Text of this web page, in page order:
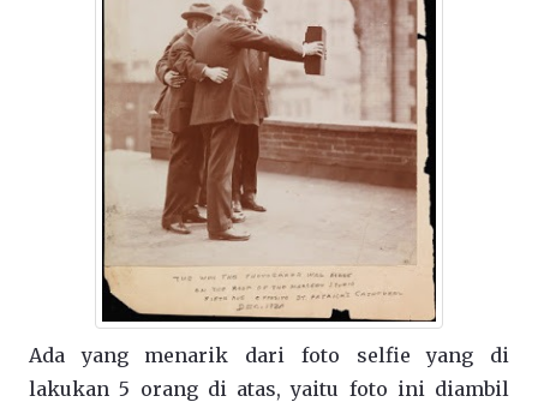
Ada yang menarik dari foto selfie yang di
lakukan 5 orang di atas, yaitu foto ini diambil